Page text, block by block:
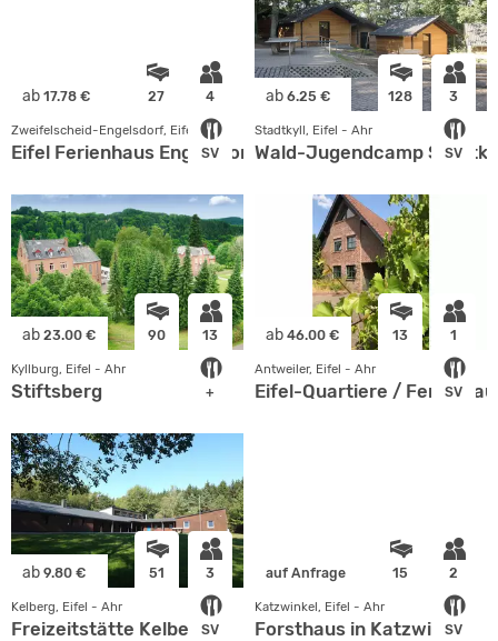
ab 17.78 € 27 4
SV
Zweifelscheid-Engelsdorf, Eifel - Ahr
Eifel Ferienhaus Engelsdorf
ab 6.25 € 128 3
SV
Stadtkyll, Eifel - Ahr
Wald-Jugendcamp
ab 23.00 € 90 13
+
Kyllburg, Eifel - Ahr
Stiftsberg
ab 46.00 € 13 1
SV
Antweiler, Eifel - Ahr
Eifel-Quartiere /
ab 9.80 € 51 3
SV
Kelberg, Eifel - Ahr
Freizeitstätte Kelberg
auf Anfrage 15 2
SV
Katzwinkel, Eifel - Ahr
Forsthaus in Katzwinkel